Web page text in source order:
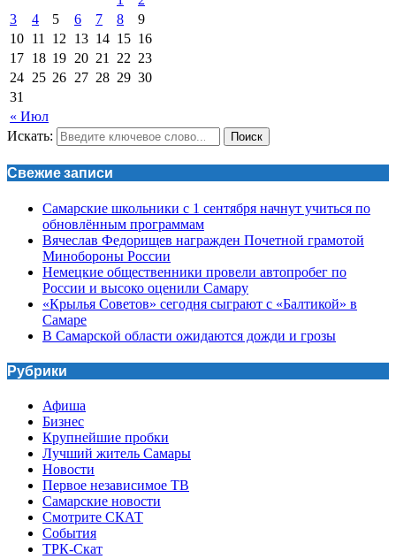
« Июл
3
4 5 6 7 8
9
10 11 12 13 14 15 16
17 18 19 20 21 22 23
24 25 26 27 28 29 30
31
Искать: Поиск
Свежие записи
Самарские школьники с 1 сентября начнут учиться по
обновлённым программам
Вячеслав Федорищев награжден Почетной грамотой
Минобороны России
Немецкие общественники провели автопробег по
России и высоко оценили Самару
«Крылья Советов» сегодня сыграют с «Балтикой» в
Самаре
В Самарской области ожидаются дожди и грозы
Рубрики
Афиша
Бизнес
Крупнейшие пробки
Лучший житель Самары
Новости
Первое независимое ТВ
Самарские новости
Смотрите СКАТ
События
ТРК-Скат